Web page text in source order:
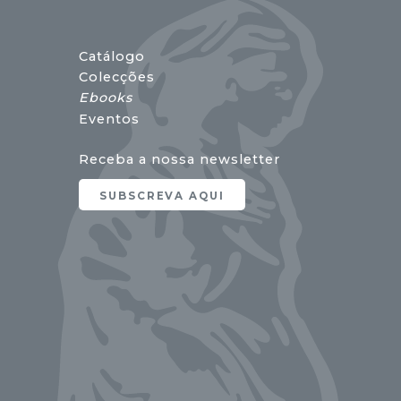
Catálogo
Colecções
Ebooks
Eventos
Receba a nossa newsletter
SUBSCREVA AQUI